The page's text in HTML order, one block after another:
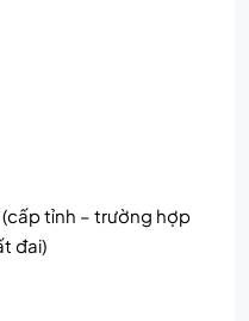
tỉnh – trường hợp
đai)